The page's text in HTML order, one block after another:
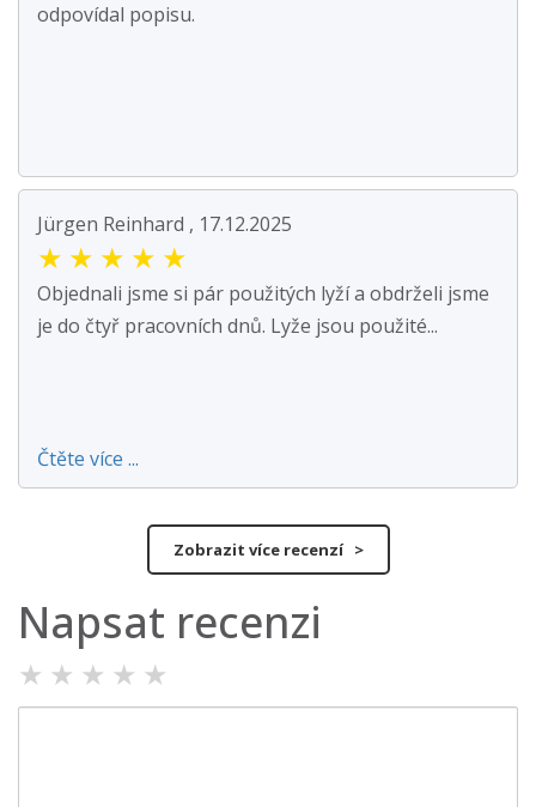
odpovídal popisu.
Jürgen Reinhard , 17.12.2025
★ ★ ★ ★ ★
Objednali jsme si pár použitých lyží a obdrželi jsme
je do čtyř pracovních dnů. Lyže jsou použité...
Čtěte více ...
Zobrazit více recenzí >
Napsat recenzi
★ ★ ★ ★ ★